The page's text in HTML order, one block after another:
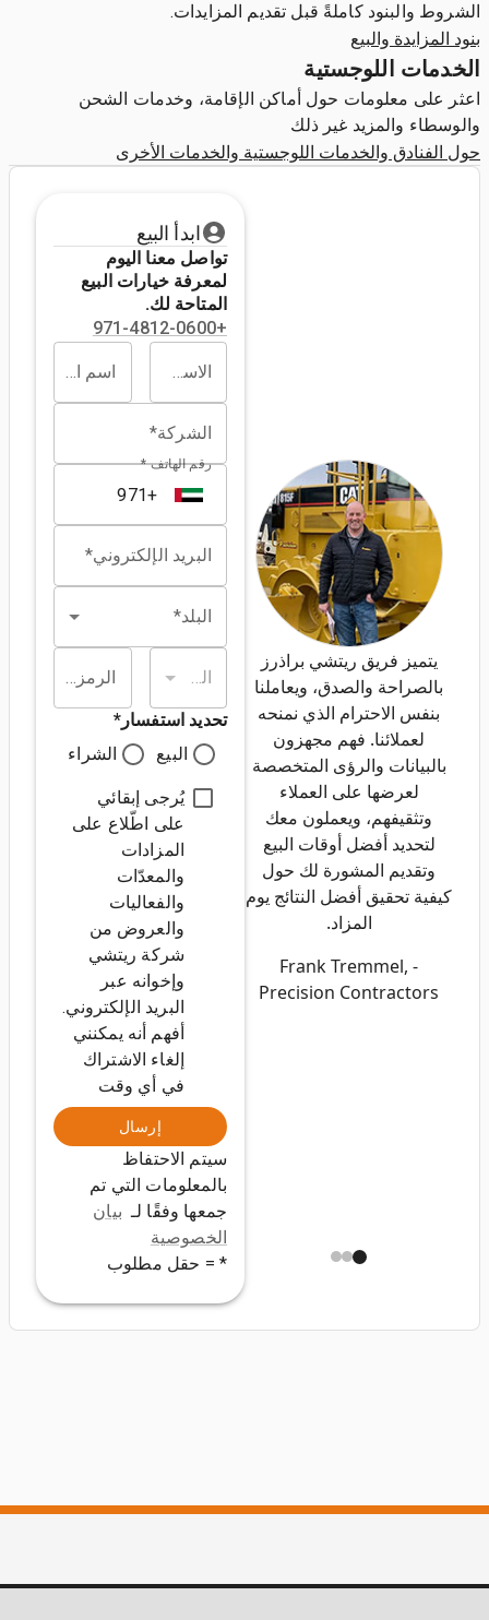
الشروط والبنود كاملةً قبل تقديم المزايدات.
بنود المزايدة والبيع
الخدمات اللوجستية
اعثر على معلومات حول أماكن الإقامة، وخدمات الشحن
والوسطاء والمزيد غير ذلك
حول الفنادق والخدمات اللوجستية والخدمات الأخرى
ابدأ البيع
تواصل معنا اليوم
لمعرفة خيارات البيع
المتاحة لك.
+971-4812-0600
الاسم الأول* اسم العائلة*
الشركة*
رقم الهاتف *
البريد الإلكتروني*
البلد*
الولاية/المقاطعة* الرمز البريدي*
تحديد استفسار *
البيع
الشراء
يُرجى إبقائي
على اطّلاع على
المزادات
والمعدّات
والفعاليات
والعروض من
شركة ريتشي
وإخوانه عبر
البريد الإلكتروني.
أفهم أنه يمكنني
إلغاء الاشتراك
في أي وقت
إرسال
سيتم الاحتفاظ
بالمعلومات التي تم
جمعها وفقًا لـ بيان
الخصوصية
* = حقل مطلوب
يتميز فريق ريتشي براذرز
بالصراحة والصدق، ويعاملنا
بنفس الاحترام الذي نمنحه
لعملائنا. فهم مجهزون
بالبيانات والرؤى المتخصصة
لعرضها على العملاء
وتثقيفهم، ويعملون معك
لتحديد أفضل أوقات البيع
وتقديم المشورة لك حول
كيفية تحقيق أفضل النتائج يوم
المزاد.
- Frank Tremmel,
Precision Contractors